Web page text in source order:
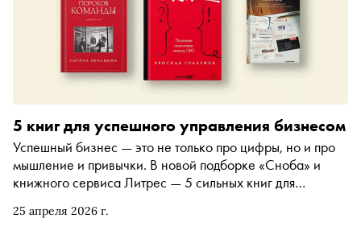
25 апреля 2026 г.
5 книг для успешного управления бизнесом
Успешный бизнес — это не только про цифры, но и про
мышление и привычки. В новой подборке «Сноба» и
книжного сервиса Литрес — 5 сильных книг для
помогут взглянуть на любимое дело чуть шире и смелее